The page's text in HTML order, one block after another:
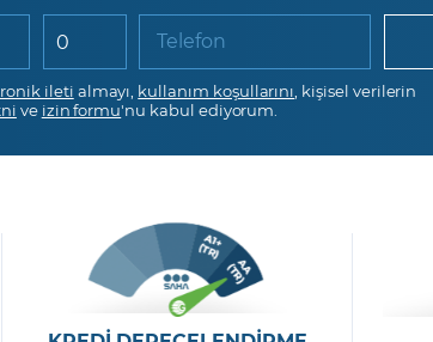
Telefon
ileti almayı, kullanım koşullarını , kişisel verilerin
ve izin formu'nu kabul ediyorum.